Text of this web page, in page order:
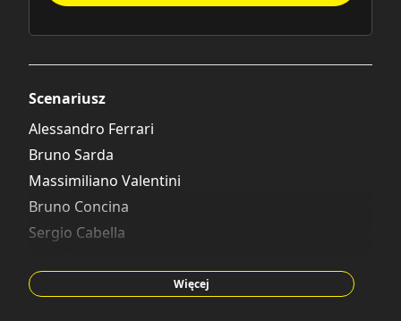
Scenariusz
Alessandro Ferrari
Bruno Sarda
Massimiliano Valentini
Bruno Concina
Sergio Cabella
Paul Halas
Więcej